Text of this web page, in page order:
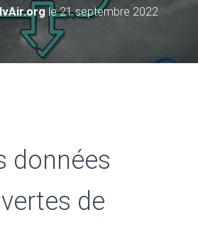
le21 septembre 2022
données
de